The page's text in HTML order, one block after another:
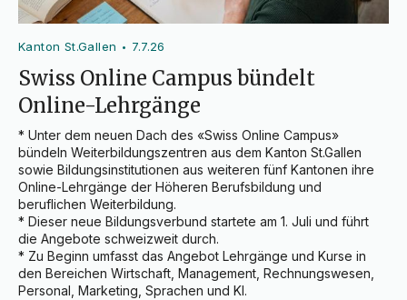
Kanton St.Gallen • 7.7.26
Swiss Online Campus bündelt
Online-Lehrgänge
* Unter dem neuen Dach des «Swiss Online Campus»
bündeln Weiterbildungszentren aus dem Kanton St.Gallen
sowie Bildungsinstitutionen aus weiteren fünf Kantonen ihre
Online-Lehrgänge der Höheren Berufsbildung und
beruflichen Weiterbildung.
* Dieser neue Bildungsverbund startete am 1. Juli und führt
die Angebote schweizweit durch.
* Zu Beginn umfasst das Angebot Lehrgänge und Kurse in
den Bereichen Wirtschaft, Management, Rechnungswesen,
Personal, Marketing, Sprachen und KI.